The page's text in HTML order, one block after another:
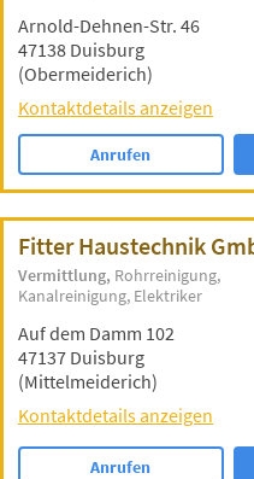
Arnold-Dehnen-Str. 46
47138 Duisburg
(Obermeiderich)
Kontaktdetails anzeigen
Anrufen
Fitter Haustechnik
Vermittlung Rohrreinigung
Kanalreinigung Elektriker
Auf dem Damm 102
47137 Duisburg
(Mittelmeiderich)
Kontaktdetails anzeigen
Anrufen